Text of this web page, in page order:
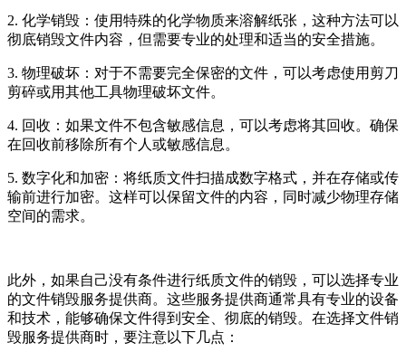
2. 化学销毁：使用特殊的化学物质来溶解纸张，这种方法可以
彻底销毁文件内容，但需要专业的处理和适当的安全措施。
3. 物理破坏：对于不需要完全保密的文件，可以考虑使用剪刀
剪碎或用其他工具物理破坏文件。
4. 回收：如果文件不包含敏感信息，可以考虑将其回收。确保
在回收前移除所有个人或敏感信息。
5. 数字化和加密：将纸质文件扫描成数字格式，并在存储或传
输前进行加密。这样可以保留文件的内容，同时减少物理存储
空间的需求。
此外，如果自己没有条件进行纸质文件的销毁，可以选择专业
的文件销毁服务提供商。这些服务提供商通常具有专业的设备
和技术，能够确保文件得到安全、彻底的销毁。在选择文件销
毁服务提供商时，要注意以下几点：